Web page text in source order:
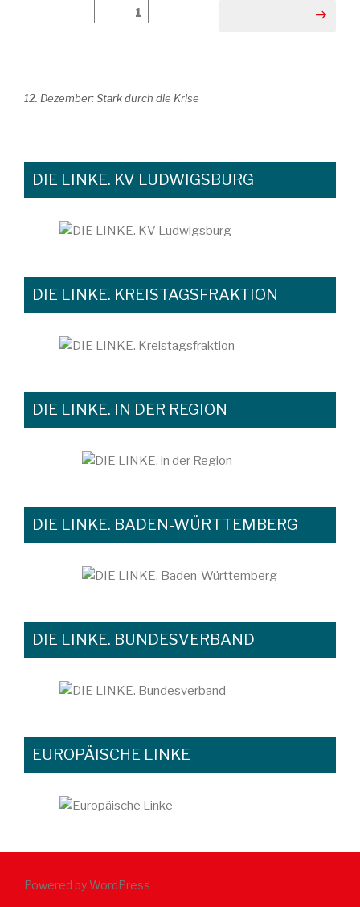
Beitragsnavigation
1 Nächste Seite
12. Dezember: Stark durch die Krise
DIE LINKE. KV LUDWIGSBURG
DIE LINKE. KREISTAGSFRAKTION
DIE LINKE. IN DER REGION
DIE LINKE. BADEN-WÜRTTEMBERG
DIE LINKE. BUNDESVERBAND
EUROPÄISCHE LINKE
Powered by WordPress